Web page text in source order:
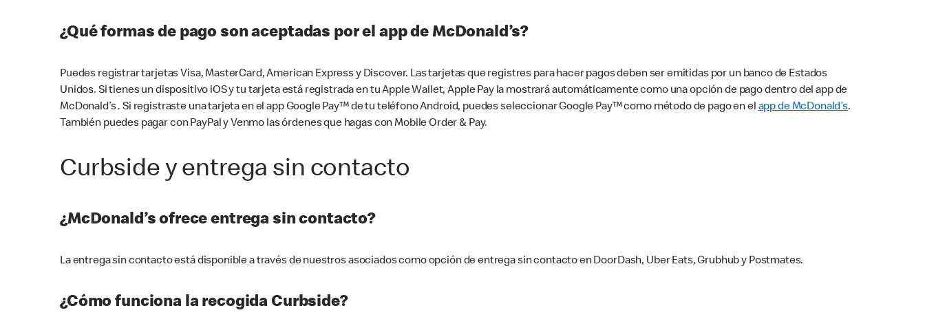
¿Qué formas de pago son aceptadas por el app de McDonald’s?
Puedes registrar tarjetas Visa, MasterCard, American Express y Discover. Las tarjetas que registres para hacer pagos deben ser emitidas por un banco de Estados
Unidos. Si tienes un dispositivo iOS y tu tarjeta está registrada en tu Apple Wallet, Apple Pay la mostrará automáticamente como una opción de pago dentro del app de
McDonald’s . Si registraste una tarjeta en el app Google Pay™ de tu teléfono Android, puedes seleccionar Google Pay™ como método de pago en elapp de McDonald’s.
También puedes pagar con PayPal y Venmo las órdenes que hagas con Mobile Order & Pay.
Curbside y entrega sin contacto
¿McDonald’s ofrece entrega sin contacto?
La entrega sin contacto está disponible a través de nuestros asociados como opción de entrega sin contacto en DoorDash, Uber Eats, Grubhub y Postmates.
¿Cómo funciona la recogida Curbside?